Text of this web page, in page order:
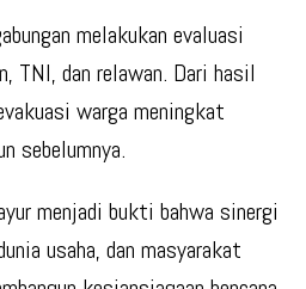
melakukan evaluasi
TNI, dan relawan. Dari hasil
warga meningkat
sebelumnya.
menjadi bukti bahwa sinergi
usaha, dan masyarakat